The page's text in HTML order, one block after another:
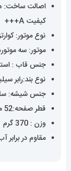
اصالت ساخت:
کیفیت A+++
نوع موتور:
موتور: سه
جنس قاب :
نوع بند:رابر
جنس شیشه:
قطر صفحه:52 میلی‌متر
وزن : 370 گرم
مقاوم در برابر